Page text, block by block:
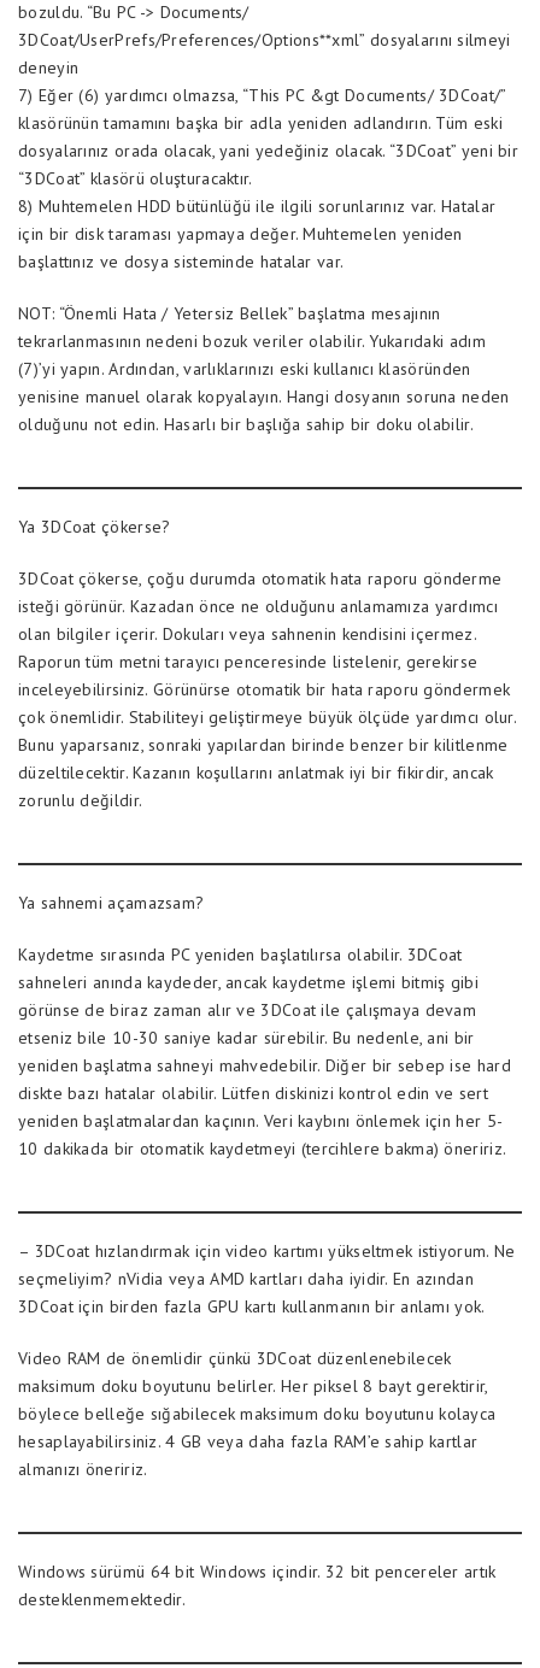
bozuldu. “Bu PC -> Documents/
3DCoat/UserPrefs/Preferences/Options**xml” dosyalarını silmeyi
deneyin
7) Eğer (6) yardımcı olmazsa, “This PC &gt Documents/ 3DCoat/”
klasörünün tamamını başka bir adla yeniden adlandırın. Tüm eski
dosyalarınız orada olacak, yani yedeğiniz olacak. “3DCoat” yeni bir
“3DCoat” klasörü oluşturacaktır.
8) Muhtemelen HDD bütünlüğü ile ilgili sorunlarınız var. Hatalar
için bir disk taraması yapmaya değer. Muhtemelen yeniden
başlattınız ve dosya sisteminde hatalar var.
NOT: “Önemli Hata / Yetersiz Bellek” başlatma mesajının
tekrarlanmasının nedeni bozuk veriler olabilir. Yukarıdaki adım
(7)’yi yapın. Ardından, varlıklarınızı eski kullanıcı klasöründen
yenisine manuel olarak kopyalayın. Hangi dosyanın soruna neden
olduğunu not edin. Hasarlı bir başlığa sahip bir doku olabilir.
Ya 3DCoat çökerse?
3DCoat çökerse, çoğu durumda otomatik hata raporu gönderme
isteği görünür. Kazadan önce ne olduğunu anlamamıza yardımcı
olan bilgiler içerir. Dokuları veya sahnenin kendisini içermez.
Raporun tüm metni tarayıcı penceresinde listelenir, gerekirse
inceleyebilirsiniz. Görünürse otomatik bir hata raporu göndermek
çok önemlidir. Stabiliteyi geliştirmeye büyük ölçüde yardımcı olur.
Bunu yaparsanız, sonraki yapılardan birinde benzer bir kilitlenme
düzeltilecektir. Kazanın koşullarını anlatmak iyi bir fikirdir, ancak
zorunlu değildir.
Ya sahnemi açamazsam?
Kaydetme sırasında PC yeniden başlatılırsa olabilir. 3DCoat
sahneleri anında kaydeder, ancak kaydetme işlemi bitmiş gibi
görünse de biraz zaman alır ve 3DCoat ile çalışmaya devam
etseniz bile 10-30 saniye kadar sürebilir. Bu nedenle, ani bir
yeniden başlatma sahneyi mahvedebilir. Diğer bir sebep ise hard
diskte bazı hatalar olabilir. Lütfen diskinizi kontrol edin ve sert
yeniden başlatmalardan kaçının. Veri kaybını önlemek için her 5-
10 dakikada bir otomatik kaydetmeyi (tercihlere bakma) öneririz.
– 3DCoat hızlandırmak için video kartımı yükseltmek istiyorum. Ne
seçmeliyim? nVidia veya AMD kartları daha iyidir. En azından
3DCoat için birden fazla GPU kartı kullanmanın bir anlamı yok.
Video RAM de önemlidir çünkü 3DCoat düzenlenebilecek
maksimum doku boyutunu belirler. Her piksel 8 bayt gerektirir,
böylece belleğe sığabilecek maksimum doku boyutunu kolayca
hesaplayabilirsiniz. 4 GB veya daha fazla RAM’e sahip kartlar
almanızı öneririz.
Windows sürümü 64 bit Windows içindir. 32 bit pencereler artık
desteklenmemektedir.